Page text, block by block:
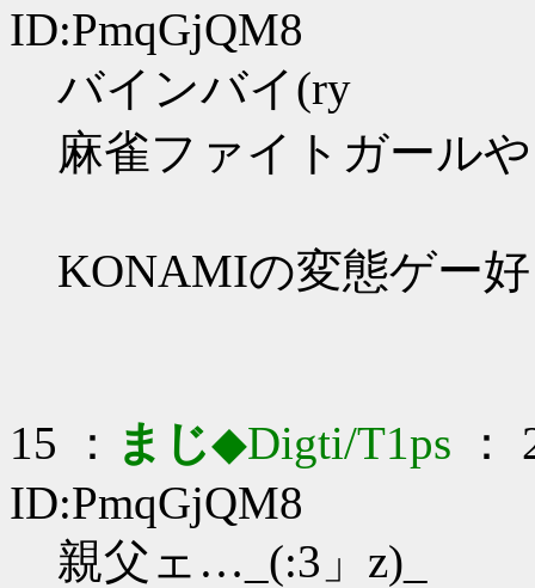
ID:PmqGjQM8
バインバイ(ry
麻雀ファイトガール
KONAMIの変態ゲー
15 ： まじ◆Digti/T1ps ：
ID:PmqGjQM8
親父ェ…_(:3」z)_